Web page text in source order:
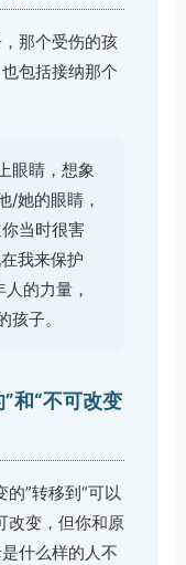
那个受伤的孩
包括接纳那个
眼睛，想象
/她的眼睛，
当时很害
我来保护
的力量，
子。
和“不可改变
”转移到“可以
改变，但你和原
什么样的人不